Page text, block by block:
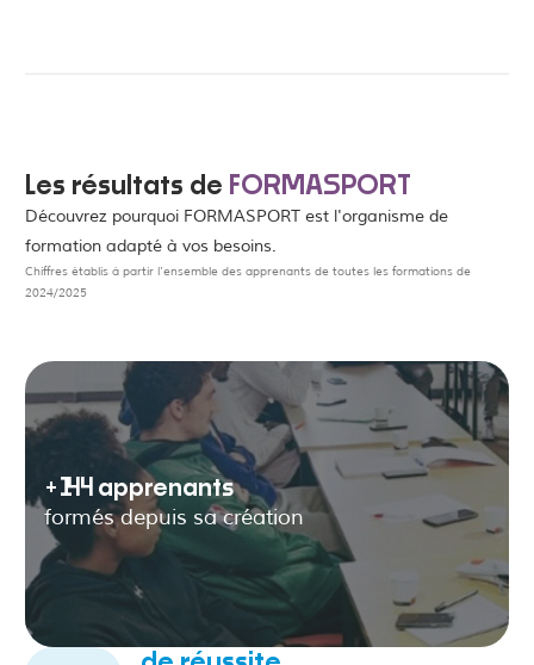
Les résultats de FORMASPORT
Découvrez pourquoi FORMASPORT est l'organisme de
formation adapté à vos besoins.
Chiffres établis à partir l'ensemble des apprenants de toutes les formations de
2024/2025
+‎ 144 ‎ apprenants
formés depuis sa création